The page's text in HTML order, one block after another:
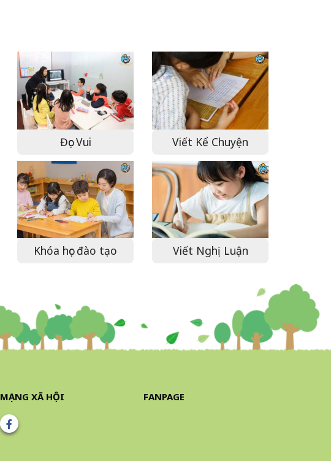
Đọc Vui Viết Kể Chuyện
Khóa học đào tạo Viết Nghị Luận
MẠNG XÃ HỘI FANPAGE